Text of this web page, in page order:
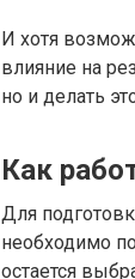
И хотя
влияние на
но и делать
Как
Для
необходимо
остается